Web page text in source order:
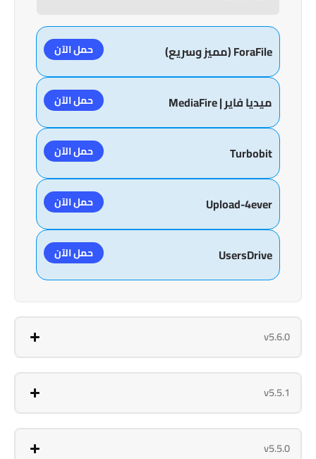
ForaFile (مميز وسريع) حمل الآن
ميديا فاير | MediaFire حمل الآن
Turbobit حمل الآن
Upload-4ever حمل الآن
UsersDrive حمل الآن
v5.6.0
v5.5.1
v5.5.0